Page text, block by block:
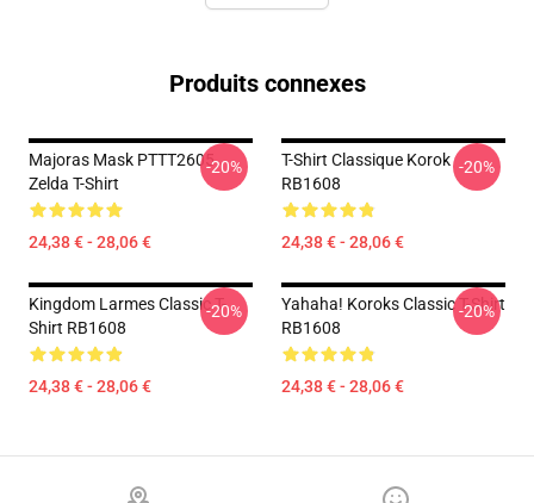
Produits connexes
Majoras Mask PTTT2605
Zelda T-Shirt
24,38 € - 28,06 €
-20%
T-Shirt Classique Korok
RB1608
24,38 € - 28,06 €
-20%
Kingdom Larmes Classic T-
Shirt RB1608
24,38 € - 28,06 €
-20%
Yahaha! Koroks Classic T-Shirt
RB1608
24,38 € - 28,06 €
-20%